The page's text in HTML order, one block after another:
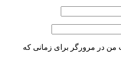
من در مرورگر برای زمانی که